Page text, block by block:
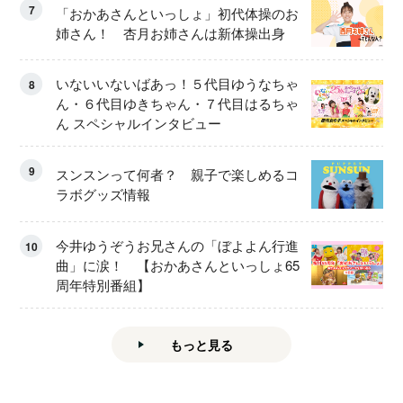
7
「おかあさんといっしょ」初代体操のお
姉さん！ 杏月お姉さんは新体操出身
8
いないいないばあっ！５代目ゆうなちゃ
ん・６代目ゆきちゃん・７代目はるちゃ
ん スペシャルインタビュー
9
スンスンって何者？ 親子で楽しめるコ
ラボグッズ情報
10
今井ゆうぞうお兄さんの「ぼよよん行進
曲」に涙！ 【おかあさんといっしょ65
周年特別番組】
もっと見る